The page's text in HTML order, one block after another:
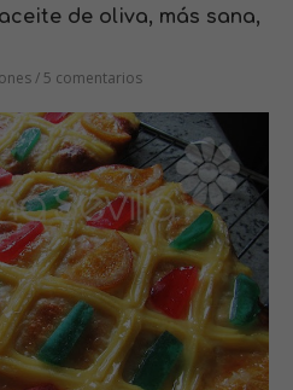
de oliva, más sana,
/ 5 comentarios